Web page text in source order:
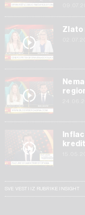
Zlato
kredit
SVE VESTI IZ RUBRIKE INSIGHT